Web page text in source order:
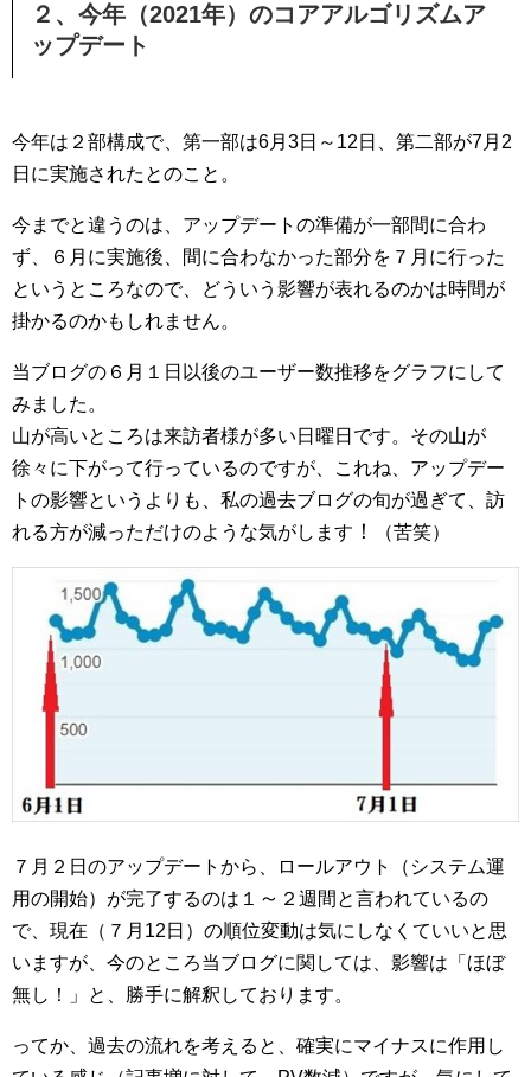
２、今年（2021年）のコアアルゴリズムア
ップデート
今年は２部構成で、第一部は6月3日～12日、第二部が7月2
日に実施されたとのこと。
今までと違うのは、アップデートの準備が一部間に合わ
ず、６月に実施後、間に合わなかった部分を７月に行った
というところなので、どういう影響が表れるのかは時間が
掛かるのかもしれません。
当ブログの６月１日以後のユーザー数推移をグラフにして
みました。
山が高いところは来訪者様が多い日曜日です。その山が
徐々に下がって行っているのですが、これね、アップデー
トの影響というよりも、私の過去ブログの旬が過ぎて、訪
れる方が減っただけのような気がします ！ （苦笑）
７月２日のアップデートから、ロールアウト（システム運
用の開始）が完了するのは１ ～ ２週間と言われているの
で、現在（７月12日）の順位変動は気にしなくていいと思
いますが、今のところ当ブログに関しては、影響は「ほぼ
無し！」と、勝手に解釈しております。
ってか、過去の流れを考えると、確実にマイナスに作用し